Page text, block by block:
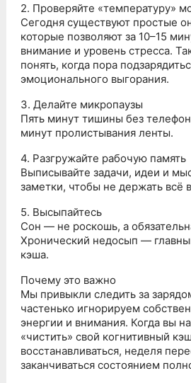
2. Проверяйте «температуру»
Сегодня существуют простые
которые позволяют за 10–15
внимание и уровень стресса.
понять, когда пора
эмоционального выгорания.
3. Делайте микропаузы
Пять минут тишины без
минут пролистывания ленты.
4. Разгружайте рабочую память
Выписывайте задачи, идеи и
заметки, чтобы не держать всё
5. Высыпайтесь
Сон — не роскошь, а
Хронический недосып —
кэша.
Почему это важно
Мы привыкли следить за
частенько игнорируем
энергии и внимания. Когда вы
«чистить» свой когнитивный
восстанавливаться, неделя
заканчиваться состоянием